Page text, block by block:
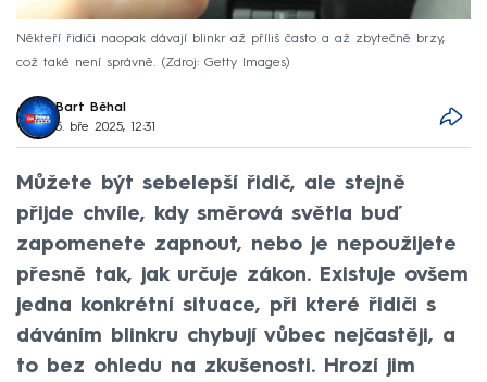
Někteří řidiči naopak dávají blinkr až příliš často a až zbytečně brzy,
což také není správně.
Zdroj: Getty Images
Bart Běhal
5. bře 2025, 12:31
Můžete být sebelepší řidič, ale stejně
přijde chvíle, kdy směrová světla buď
zapomenete zapnout, nebo je nepoužijete
přesně tak, jak určuje zákon. Existuje ovšem
jedna konkrétní situace, při které řidiči s
dáváním blinkru chybují vůbec nejčastěji, a
to bez ohledu na zkušenosti. Hrozí jim